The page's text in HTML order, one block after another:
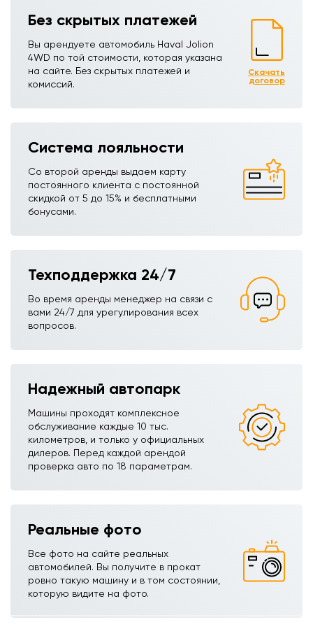
Без скрытых платежей
Вы арендуете автомобиль Haval Jolion
4WDㅤㅤㅤㅤㅤㅤㅤㅤㅤㅤㅤㅤㅤ по той стоимости, которая указана
на сайте. Без скрытых платежей и
комиссий.
Скачать
договор
Система лояльности
Со второй аренды выдаем карту
постоянного клиента с постоянной
скидкой от 5 до 15% и бесплатными
бонусами.
Техподдержка 24/7
Во время аренды менеджер на связи с
вами 24/7 для урегулирования всех
вопросов.
Надежный автопарк
Машины проходят комплексное
обслуживание каждые 10 тыс.
километров, и только у официальных
дилеров. Перед каждой арендой
проверка авто по 18 параметрам.
Реальные фото
Все фото на сайте реальных
автомобилей. Вы получите в прокат
ровно такую машину и в том состоянии,
которую видите на фото.